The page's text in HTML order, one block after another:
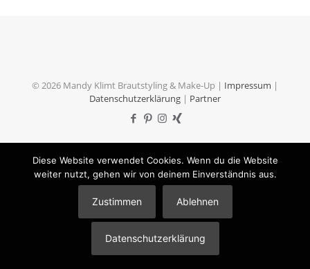
© 2026 Mandy Klimt Brautstyling & Make-Up | Impressum |
Datenschutzerklärung | Partner
Diese Website verwendet Cookies. Wenn du die Website
weiter nutzt, gehen wir von deinem Einverständnis aus.
Zustimmen Ablehnen
Datenschutzerklärung